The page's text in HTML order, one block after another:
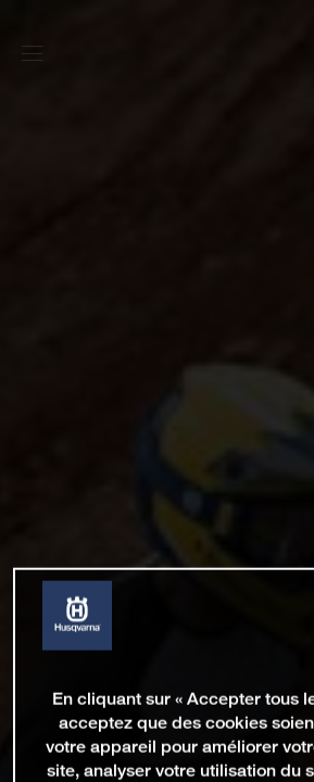
En cliquant sur « Accepter tous
acceptez que des cookies
votre appareil pour améliorer
site, analyser votre utilisation du